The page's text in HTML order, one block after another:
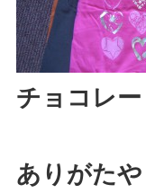
チョコレ
ありがた